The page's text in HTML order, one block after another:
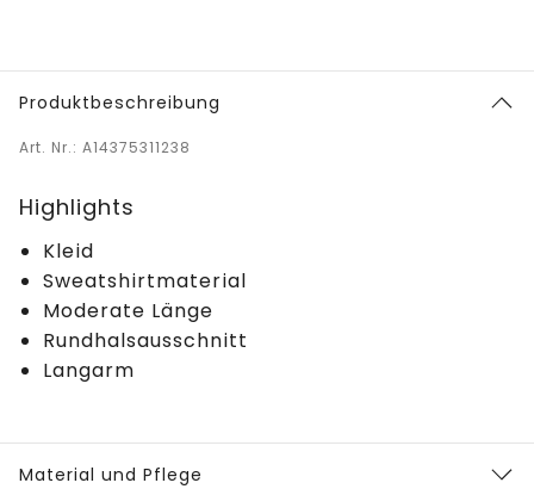
Produktbeschreibung
Art. Nr.: A14375311238
Highlights
Kleid
Sweatshirtmaterial
Moderate Länge
Rundhalsausschnitt
Langarm
Material und Pflege